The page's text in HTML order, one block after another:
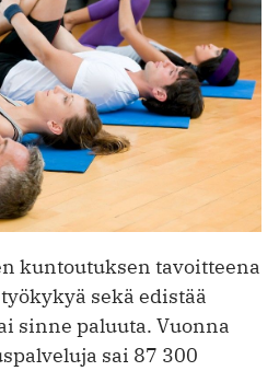
kuntoutuksen tavoitteena
sekä edistää
sinne paluuta. Vuonna
sai 87 300